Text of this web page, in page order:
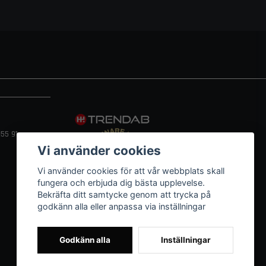
91
Vi använder cookies
Vi använder cookies för att vår webbplats skall
fungera och erbjuda dig bästa upplevelse.
Bekräfta ditt samtycke genom att trycka på
godkänn alla eller anpassa via inställningar
Godkänn alla Inställningar